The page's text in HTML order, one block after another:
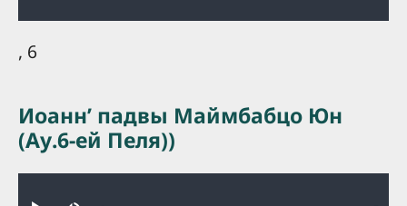
, 6
Иоаннʼ падвы Маймбабцо Юн
(Ау.6-ей Пеля))